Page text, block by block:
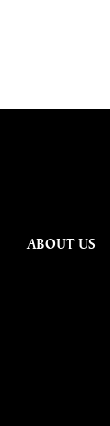
ABOUT US